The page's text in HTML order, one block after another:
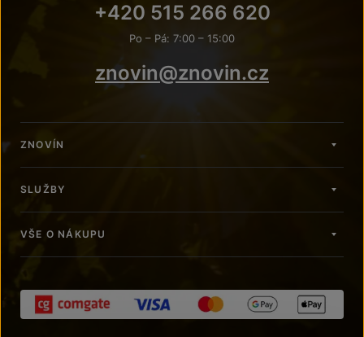
+420 515 266 620
Po – Pá: 7:00 – 15:00
znovin@znovin.cz
ZNOVÍN
SLUŽBY
VŠE O NÁKUPU